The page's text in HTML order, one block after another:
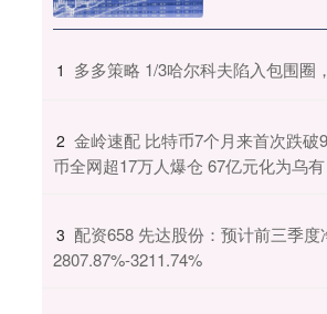
1 多多策略 1/3哈尔科夫陷入包围圈
2 金岭速配 比特币7个月来首次跌破
币全网超17万人爆仓 67亿元化为乌
3 配资658 先达股份：预计前三季度
2807.87%-3211.74%